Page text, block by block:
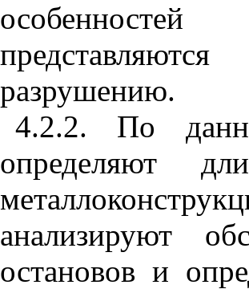
разрушению.
4.2.2. По
определяют
анализируют
остановов и